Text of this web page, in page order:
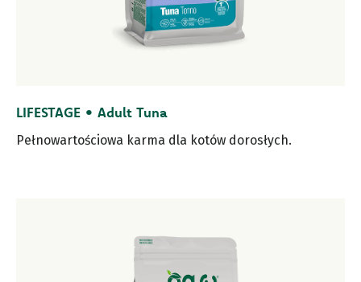
LIFESTAGE • Adult Tuna
Pełnowartościowa karma dla kotów dorosłych.